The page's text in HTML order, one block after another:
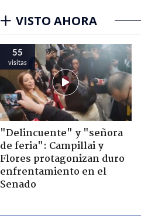
VISTO AHORA
55
visitas
"Delincuente" y "señora
de feria": Campillai y
Flores protagonizan duro
enfrentamiento en el
Senado